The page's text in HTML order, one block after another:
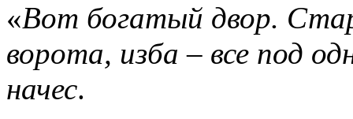
«Вот богатый двор.
ворота, изба – все под
начес.